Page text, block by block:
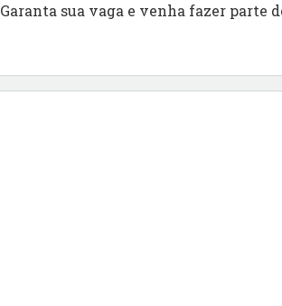
Garanta sua vaga e venha fazer parte